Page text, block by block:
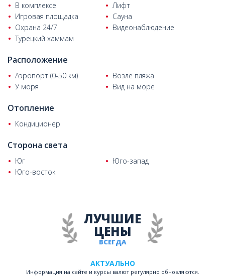
В комплексе
Лифт
Игровая площадка
Сауна
Охрана 24/7
Видеонаблюдение
Турецкий хаммам
Расположение
Аэропорт (0-50 км)
Возле пляжа
У моря
Вид на море
Отопление
Кондиционер
Сторона света
Юг
Юго-запад
Юго-восток
ВСЕГДА
ЛУЧШИЕ
ЦЕНЫ
АКТУАЛЬНО
Информация на сайте и курсы валют регулярно обновляются.